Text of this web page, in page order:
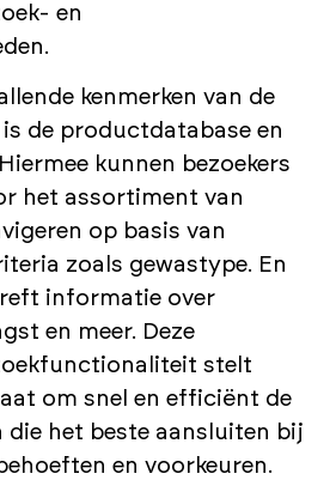
en
kenmerken van de
de productdatabase en
kunnen bezoekers
het assortiment van
op basis van
zoals gewastype. En
informatie over
en meer. Deze
stelt
om snel en efficiënt de
die het beste aansluiten bij
en voorkeuren.